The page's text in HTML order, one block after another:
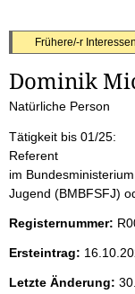
S
e
i
t
e
n
i
Frühere/-r
Dominik
Natürliche Person
Tätigkeit bis 01/25:
Referent
im
Jugend (BMBFSFJ)
Registernummer:
Ersteintrag:
Letzte Änderung: